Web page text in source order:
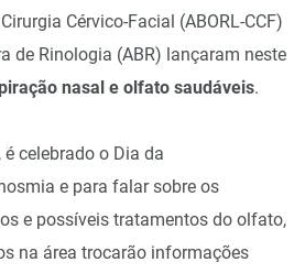
Cérvico-Facial (ABORL-CCF)
de Rinologia (ABR) lançaram neste
nasal e olfato saudáveis.
celebrado o Dia da
e para falar sobre os
e possíveis tratamentos do olfato,
na área trocarão informações